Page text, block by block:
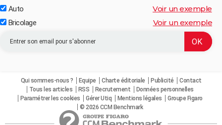
Auto Voir un exemple
Bricolage Voir un exemple
Qui sommes-nous ? Equipe Charte éditoriale Publicité
Contact
Tous les articles
RSS Recrutement
Données personnelles
Paramétrer les cookies
Gérer Utiq Mentions légales
Groupe Figaro
© 2026 CCM Benchmark